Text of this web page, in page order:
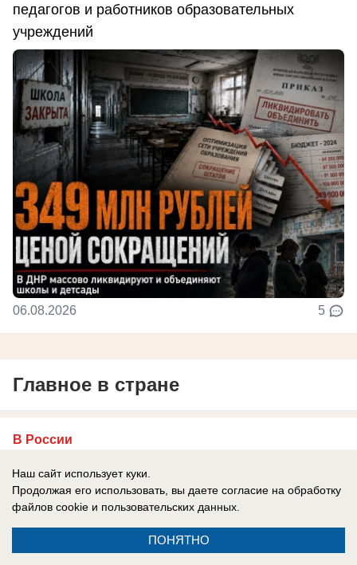
педагогов и работников образовательных
учреждений
06.08.2026 5
Главное в стране
В России
Зеленский врет: ВСУ больше не
испытывают оптимизма
Эксперты отмечают, что боевой дух украинцев
падает.
Наш сайт использует куки.
Продолжая его использовать, вы даете согласие на обработку
файлов cookie и пользовательских данных.
ПОНЯТНО